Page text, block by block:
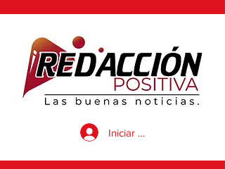
Iniciar sesión